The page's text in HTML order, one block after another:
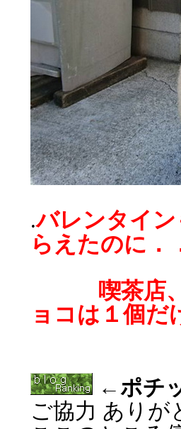
.バレンタイ
らえたのに．
喫茶店、保
ョコは１個だ
←ポチ
ご協力 ありが